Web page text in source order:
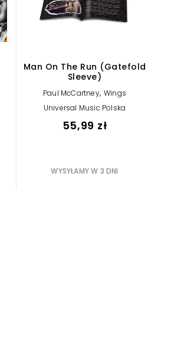
Man On The Run (Gatefold
Sleeve)
Paul McCartney, Wings
Universal Music Polska
55,99 zł
WYSYŁAMY W 3 DNI